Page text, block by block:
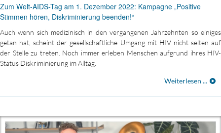
Zum Welt-AIDS-Tag am 1. Dezember 2022: Kampagne „Positive
Stimmen hören, Diskriminierung beenden!“
Auch wenn sich medizinisch in den vergangenen Jahrzehnten so einiges
getan hat, scheint der gesellschaftliche Umgang mit HIV nicht selten auf
der Stelle zu treten. Noch immer erleben Menschen aufgrund ihres HIV-
Status Diskriminierung im Alltag.
Weiterlesen ...